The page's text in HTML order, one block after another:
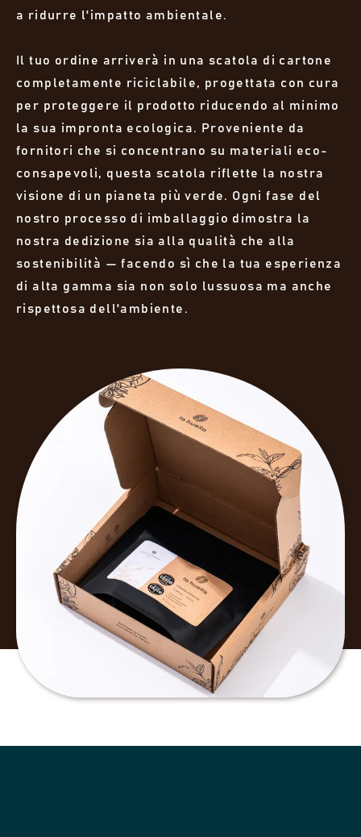
a ridurre l'impatto ambientale.
Il tuo ordine arriverà in una scatola di cartone
completamente riciclabile, progettata con cura
per proteggere il prodotto riducendo al minimo
la sua impronta ecologica. Proveniente da
fornitori che si concentrano su materiali eco-
consapevoli, questa scatola riflette la nostra
visione di un pianeta più verde. Ogni fase del
nostro processo di imballaggio dimostra la
nostra dedizione sia alla qualità che alla
sostenibilità — facendo sì che la tua esperienza
di alta gamma sia non solo lussuosa ma anche
rispettosa dell'ambiente.